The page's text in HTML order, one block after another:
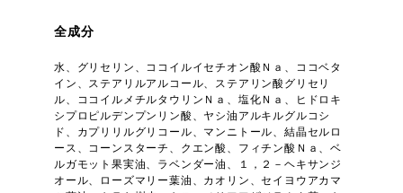
全成分
水、グリセリン、ココイルイセチオン酸Ｎａ、ココベタ
イン、ステアリルアルコール、ステアリン酸グリセリ
ル、ココイルメチルタウリンＮａ、塩化Ｎａ、ヒドロキ
シプロピルデンプンリン酸、ヤシ油アルキルグルコシ
ド、カプリリルグリコール、マンニトール、結晶セルロ
ース、コーンスターチ、クエン酸、フィチン酸Ｎａ、ベ
ルガモット果実油、ラベンダー油、１，２－ヘキサンジ
オール、ローズマリー葉油、カオリン、セイヨウアカマ